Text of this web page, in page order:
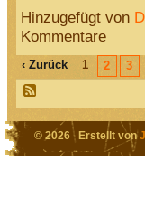
Hinzugefügt von
Kommentare
‹ Zurück 1 2 3
© 2026 Erstellt von